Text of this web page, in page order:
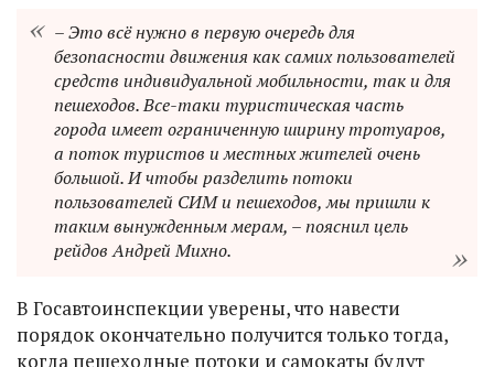
– Это всё нужно в первую очередь для
безопасности движения как самих пользователей
средств индивидуальной мобильности, так и для
пешеходов. Все-таки туристическая часть
города имеет ограниченную ширину тротуаров,
а поток туристов и местных жителей очень
большой. И чтобы разделить потоки
пользователей СИМ и пешеходов, мы пришли к
таким вынужденным мерам, – пояснил цель
рейдов Андрей Михно.
В Госавтоинспекции уверены, что навести
порядок окончательно получится только тогда,
когда пешеходные потоки и самокаты будут